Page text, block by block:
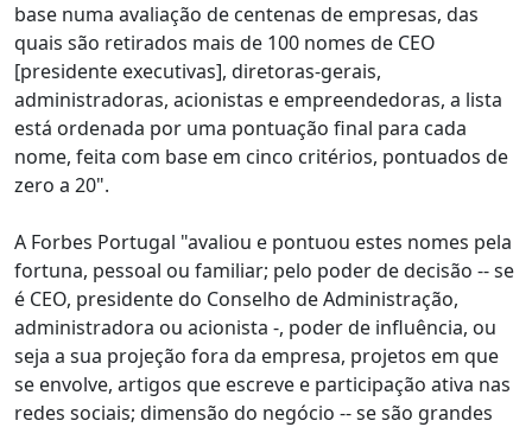
base numa avaliação de centenas de empresas, das
quais são retirados mais de 100 nomes de CEO
[presidente executivas], diretoras-gerais,
administradoras, acionistas e empreendedoras, a lista
está ordenada por uma pontuação final para cada
nome, feita com base em cinco critérios, pontuados de
zero a 20".
A Forbes Portugal "avaliou e pontuou estes nomes pela
fortuna, pessoal ou familiar; pelo poder de decisão -- se
é CEO, presidente do Conselho de Administração,
administradora ou acionista -, poder de influência, ou
seja a sua projeção fora da empresa, projetos em que
se envolve, artigos que escreve e participação ativa nas
redes sociais; dimensão do negócio -- se são grandes